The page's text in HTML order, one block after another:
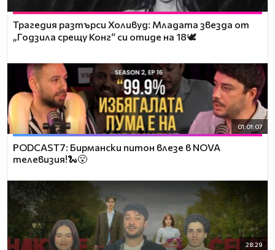
Трагедия разтърси Холивуд: Младата звезда от
„Годзила срещу Конг“ си отиде на 18🕊️
01:01:07
PODCAST7: Бирмански питон влезе в NOVA
телевизия!🐍😮
28:29